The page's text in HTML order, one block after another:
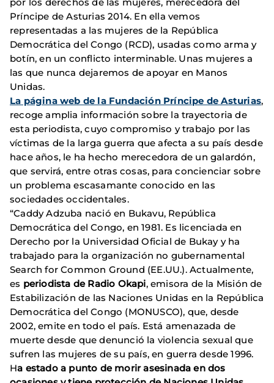
Príncipe de Asturias 2014. En ella vemos
representadas a las mujeres de la República
Democrática del Congo (RCD), usadas como arma y
botín, en un conflicto interminable. Unas mujeres a
las que nunca dejaremos de apoyar en Manos
Unidas.
La página web de la Fundación Príncipe de Asturias,
recoge amplia información sobre la trayectoria de
esta periodista, cuyo compromiso y trabajo por las
víctimas de la larga guerra que afecta a su país desde
hace años, le ha hecho merecedora de un galardón,
que servirá, entre otras cosas, para concienciar sobre
un problema escasamante conocido en las
sociedades occidentales.
“Caddy Adzuba nació en Bukavu, República
Democrática del Congo, en 1981. Es licenciada en
Derecho por la Universidad Oficial de Bukay y ha
trabajado para la organización no gubernamental
Search for Common Ground (EE.UU.). Actualmente,
es periodista de Radio Okapi, emisora de la Misión de
Estabilización de las Naciones Unidas en la República
Democrática del Congo (MONUSCO), que, desde
2002, emite en todo el país. Está amenazada de
muerte desde que denunció la violencia sexual que
sufren las mujeres de su país, en guerra desde 1996.
Ha estado a punto de morir asesinada en dos